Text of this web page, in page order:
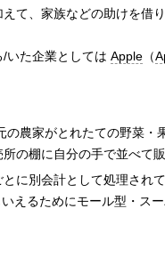
て、家族などの助けを借
いた企業としては Apple（
の農家がとれたての野菜・
の棚に自分の手で並べて
に別会計として処理され
えるためにモール型・ス